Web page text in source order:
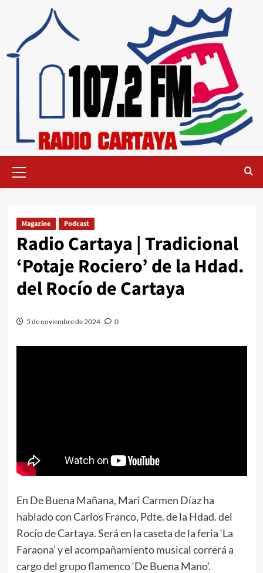
Magazine Podcast
Radio Cartaya | Tradicional
‘Potaje Rociero’ de la Hdad.
del Rocío de Cartaya
5 de noviembre de 2024 0
En De Buena Mañana, Mari Carmen Díaz ha
hablado con Carlos Franco, Pdte. de la Hdad. del
Rocío de Cartaya. Será en la caseta de la feria ‘La
Faraona’ y el acompañamiento musical correrá a
cargo del grupo flamenco ‘De Buena Mano’.